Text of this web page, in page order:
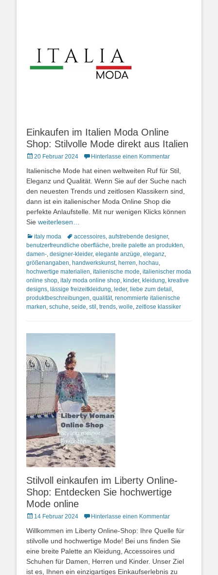
Einkaufen im Italien Moda Online
Shop: Stilvolle Mode direkt aus Italien
Posted
20 Februar 2024 Hinterlasse einen Kommentar
Italienische Mode hat einen weltweiten Ruf für Stil,
Eleganz und Qualität. Wenn Sie auf der Suche nach
den neuesten Trends und zeitlosen Klassikern sind,
dann ist ein italienischer Moda Online Shop die
perfekte Anlaufstelle. Mit nur wenigen Klicks können
Sie weiterlesen…
Kategorien
italy moda Schlagworte
accessoires, aufstrebende designer,
benutzerfreundliche oberfläche, breite palette an produkten,
damen-, designer-kleider, elegante anzüge, eleganz,
größenangaben, handwerkskunst, herren, hochau,
hochwertige materialien, italienische mode, italienischer moda
online shop, italy moda online shop, kinder, kleidung, kreative
designs, lässige freizeitkleidung, leder, liebe zum detail ,
produktbeschreibungen, qualität, renommierte italienische
marken, schuhe, seide, stil , trends, wolle, zeitlose klassiker
Stilvoll einkaufen im Liberty Online-
Shop: Entdecken Sie hochwertige
Mode online
Posted
14 Februar 2024 Hinterlasse einen Kommentar
Willkommen im Liberty Online-Shop: Ihre Quelle für
stilvolle und hochwertige Mode! Bei uns finden Sie
eine breite Palette an Kleidung, Accessoires und
Schuhen für Damen, Herren und Kinder. Unser Ziel
ist es, Ihnen ein einzigartiges Einkaufserlebnis zu